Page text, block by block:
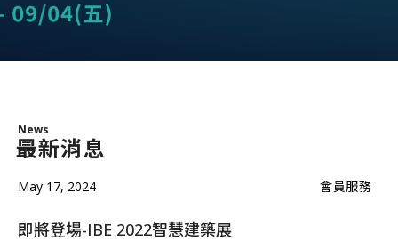
News
最新消息
May 17, 2024 會員服務
即將登場-IBE 2022智慧建築展